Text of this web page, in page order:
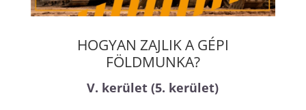
HOGYAN ZAJLIK A GÉPI
FÖLDMUNKA?
V. kerület (5. kerület)